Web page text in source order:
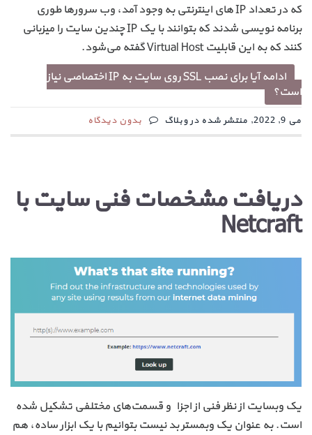
که در تعداد IP های اینترنتی به وجود آمد، وب سرورها طوری
برنامه نویسی شدند که بتوانند با یک IP چندین سایت را میزبانی
کنند که به این قابلیت Virtual Host گفته می‌شود.
ادامه آیا برای نصب SSL روی سایت به IP اختصاصی نیاز
است؟
می 9, 2022, منتشر شده در وبلاگ بدون دیدگاه
دریافت مشخصات فنی سایت با
Netcraft
یک وبسایت از نظر فنی از اجزاء و قسمت‌های مختلفی تشکیل شده
است. به عنوان یک وبمستر بد نیست بتوانیم با یک ابزار ساده، هم